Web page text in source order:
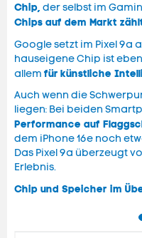
Chip, der selbst im
Chips auf dem Markt
Google setzt im Pixel 9a
hauseigene Chip ist
allem für künstliche
Auch wenn die
liegen: Bei beiden
Performance auf
dem iPhone 16e noch
Das Pixel 9a überzeugt
Erlebnis.
Chip und Speicher im